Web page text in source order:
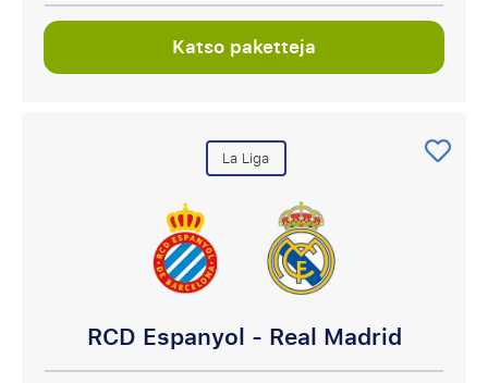
Katso paketteja
La Liga
RCD Espanyol - Real Madrid